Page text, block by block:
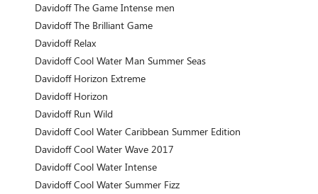
Davidoff The Game Intense men
Davidoff The Brilliant Game
Davidoff Relax
Davidoff Cool Water Man Summer Seas
Davidoff Horizon Extreme
Davidoff Horizon
Davidoff Run Wild
Davidoff Cool Water Caribbean Summer Edition
Davidoff Cool Water Wave 2017
Davidoff Cool Water Intense
Davidoff Cool Water Summer Fizz